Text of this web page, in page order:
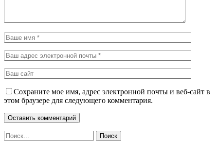
Сохраните мое имя, адрес электронной почты и веб-сайт в
этом браузере для следующего комментария.